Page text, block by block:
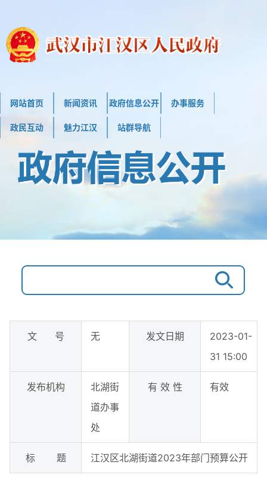
网站首页 新闻资讯 政府信息公开 办事服务
政民互动 魅力江汉 站群导航
文 号 无 发文日期
2023-01-
31 15:00
发布机构
北湖街
道办事
处
有 效 性 有效
标 题 江汉区北湖街道2023年部门预算公开